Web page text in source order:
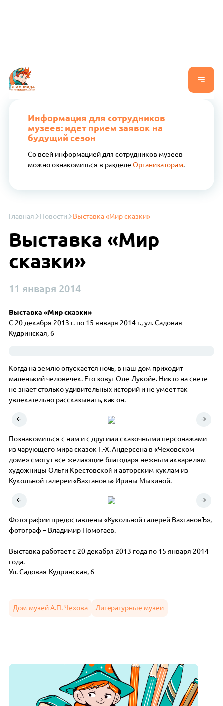
Информация для сотрудников
музеев: идет прием заявок на
будущий сезон
Со всей информацией для сотрудников музеев
можно ознакомиться в разделе Организаторам.
Главная Новости Выставка «Мир сказки»
Выставка «Мир
сказки»
11 января 2014
Выставка «Мир сказки»
С 20 декабря 2013 г. по 15 января 2014 г., ул. Садовая-
Кудринская, 6
Когда на землю опускается ночь, в наш дом приходит
маленький человечек. Его зовут Оле-Лукойе. Никто на свете
не знает столько удивительных историй и не умеет так
увлекательно рассказывать, как он.
Познакомиться с ним и с другими сказочными персонажами
из чарующего мира сказок Г.-Х. Андерсена в «Чеховском
доме» смогут все желающие благодаря нежным акварелям
художницы Ольги Крестовской и авторским куклам из
Кукольной галереи «Вахтановъ» Ирины Мызиной.
Фотографии предоставлены «Кукольной галерей ВахтановЪ»,
фотограф – Владимир Помогаев.
Выставка работает с 20 декабря 2013 года по 15 января 2014
года.
Ул. Садовая-Кудринская, 6
Дом-музей А.П. Чехова Литературные музеи